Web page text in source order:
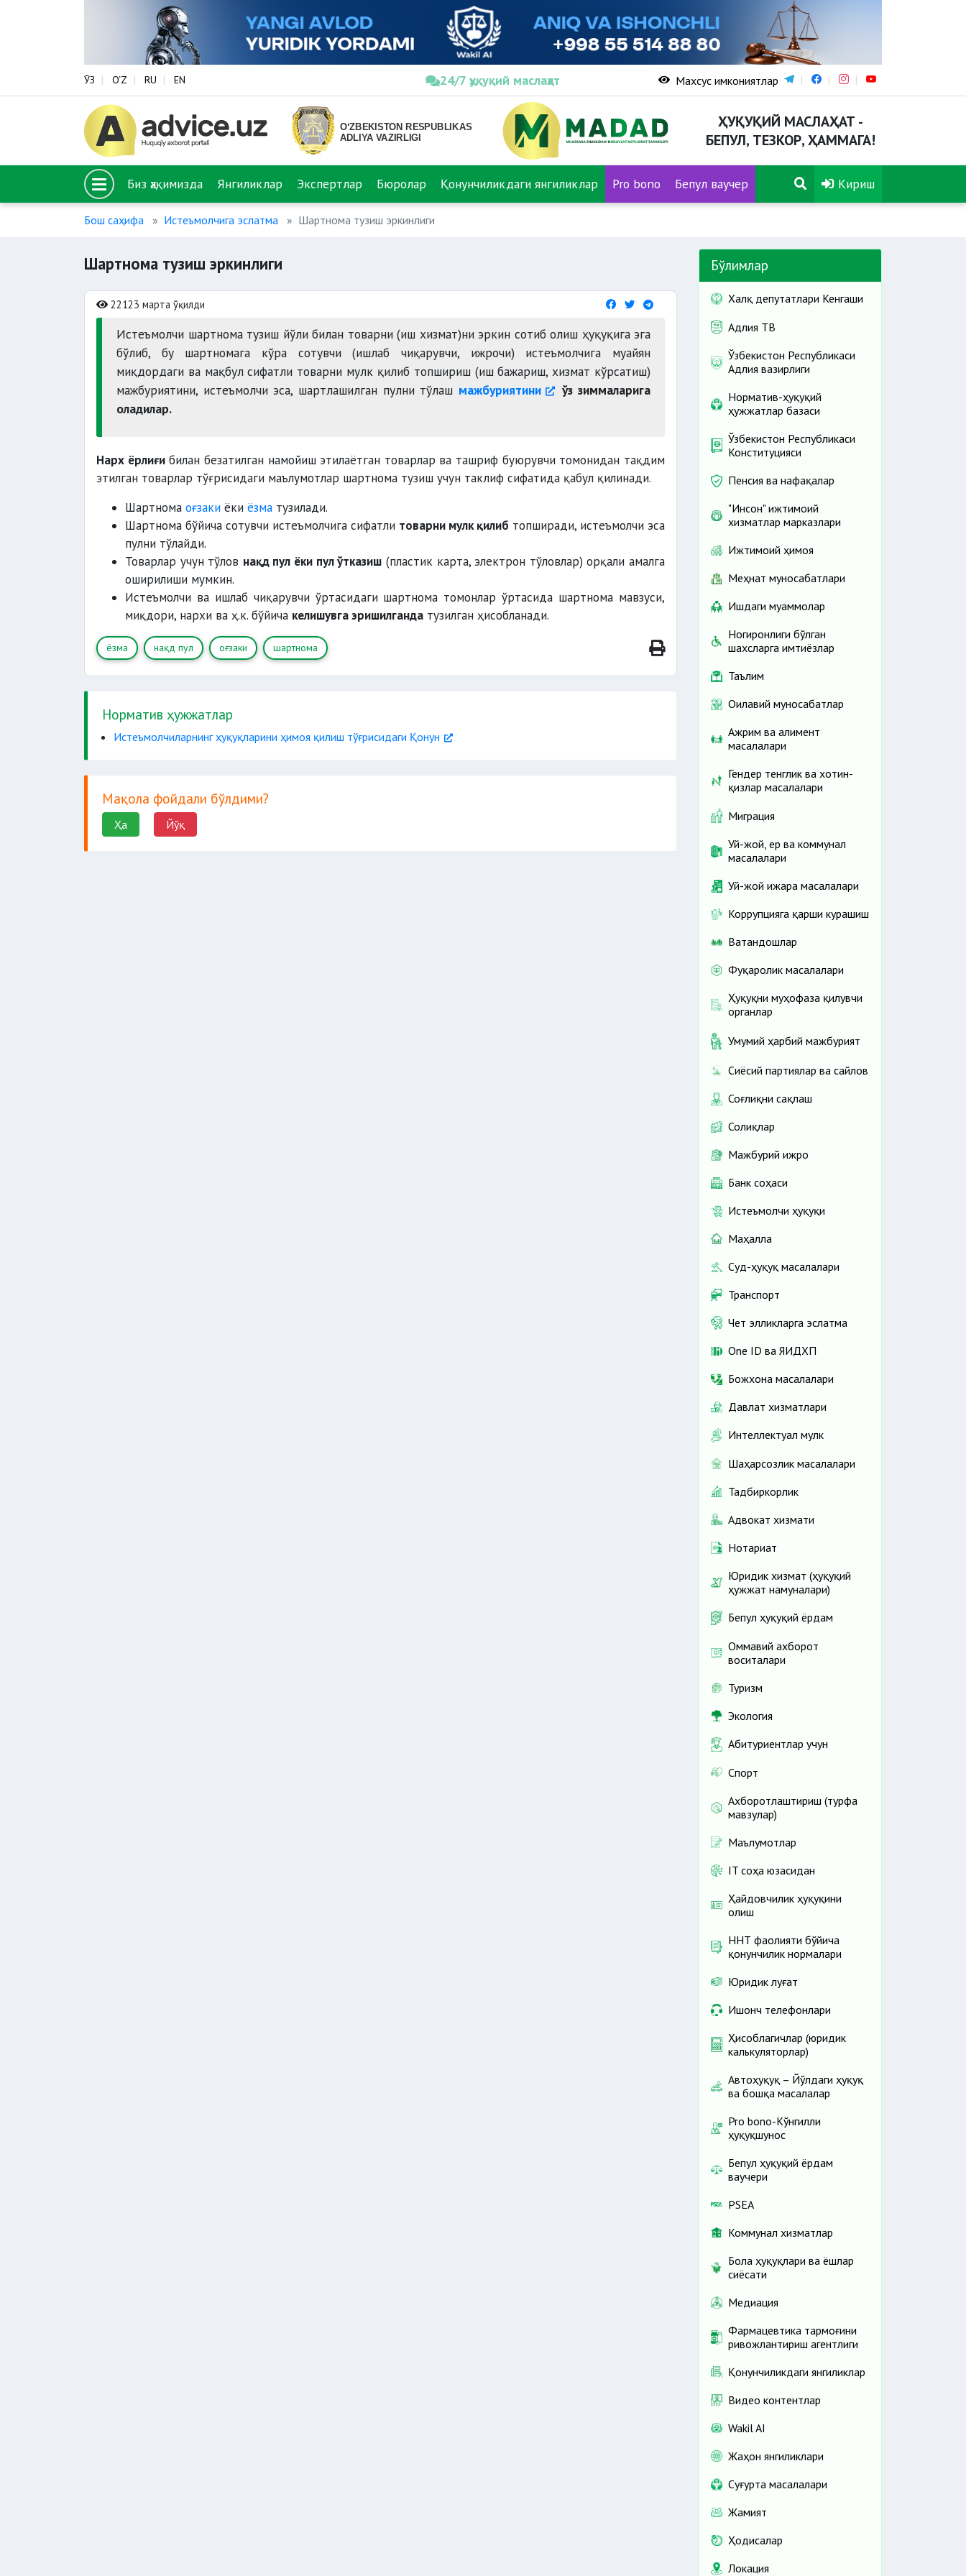
ЎЗ O‘Z RU EN 24/7 ҳуқуқий маслаҳат Махсус имкониятлар
ҲУҚУҚИЙ МАСЛАҲАТ -
БЕПУЛ, ТЕЗКОР, ҲАММАГА!
Биз ҳақимизда Янгиликлар Экспертлар Бюролар Қонунчиликдаги янгиликлар Pro bono Бепул ваучер Кириш
Бош саҳифа Истеъмолчига эслатма Шартнома тузиш эркинлиги
Шартнома тузиш эркинлиги
22123 марта ўқилди
Истеъмолчи шартнома тузиш йўли билан товарни (иш хизмат)ни эркин сотиб олиш ҳуқуқига эга
бўлиб, бу шартномага кўра сотувчи (ишлаб чиқарувчи, ижрочи) истеъмолчига муайян
миқдордаги ва мақбул сифатли товарни мулк қилиб топшириш (иш бажариш, хизмат кўрсатиш)
мажбуриятини, истеъмолчи эса, шартлашилган пулни тўлаш мажбуриятини
ўз зиммаларига
оладилар.
Нарх ёрлиғибилан безатилган намойиш этилаётган товарлар ва ташриф буюрувчи томонидан тақдим
этилган товарлар тўғрисидаги маълумотлар шартнома тузиш учун таклиф сифатида қабул қилинади.
Шартнома оғзаки ёки ёзма тузилади.
Шартнома бўйича сотувчи истеъмолчига сифатли товарни мулк қилиб топширади, истеъмолчи эса
пулни тўлайди.
Товарлар учун тўлов нақд пул ёки пул ўтказиш (пластик карта, электрон тўловлар) орқали амалга
оширилиши мумкин.
Истеъмолчи ва ишлаб чиқарувчи ўртасидаги шартнома томонлар ўртасида шартнома мавзуси,
миқдори, нархи ва ҳ.к. бўйича келишувга эришилганда тузилган ҳисобланади.
ёзма нақд пул оғзаки шартнома
Норматив ҳужжатлар
Истеъмолчиларнинг ҳуқуқларини ҳимоя қилиш тўғрисидаги Қонун
Мақола фойдали бўлдими?
Ҳа Йўқ
Бўлимлар
Халқ депутатлари Кенгаши
Адлия ТВ
Ўзбекистон Республикаси
Адлия вазирлиги
Норматив-ҳуқуқий
ҳужжатлар базаси
Ўзбекистон Республикаси
Конституцияси
Пенсия ва нафақалар
"Инсон" ижтимоий
хизматлар марказлари
Ижтимоий ҳимоя
Меҳнат муносабатлари
Ишдаги муаммолар
Ногиронлиги бўлган
шахсларга имтиёзлар
Таълим
Оилавий муносабатлар
Ажрим ва алимент
масалалари
Гендер тенглик ва хотин-
қизлар масалалари
Миграция
Уй-жой, ер ва коммунал
масалалари
Уй-жой ижара масалалари
Коррупцияга қарши курашиш
Ватандошлар
Фуқаролик масалалари
Ҳуқуқни муҳофаза қилувчи
органлар
Умумий ҳарбий мажбурият
Сиёсий партиялар ва сайлов
Соғлиқни сақлаш
Солиқлар
Мажбурий ижро
Банк соҳаси
Истеъмолчи ҳуқуқи
Маҳалла
Суд-ҳуқуқ масалалари
Транспорт
Чет элликларга эслатма
One ID ва ЯИДХП
Божхона масалалари
Давлат хизматлари
Интеллектуал мулк
Шаҳарсозлик масалалари
Тадбиркорлик
Адвокат хизмати
Нотариат
Юридик хизмат (ҳуқуқий
ҳужжат намуналари)
Бепул ҳуқуқий ёрдам
Оммавий ахборот
воситалари
Туризм
Экология
Абитуриентлар учун
Спорт
Ахборотлаштириш (турфа
мавзулар)
Маълумотлар
IT соҳа юзасидан
Ҳайдовчилик ҳуқуқини
олиш
ННТ фаолияти бўйича
қонунчилик нормалари
Юридик луғат
Ишонч телефонлари
Ҳисоблагичлар (юридик
калькуляторлар)
Автоҳуқуқ – Йўлдаги ҳуқуқ
ва бошқа масалалар
Pro bono-Кўнгилли
ҳуқуқшунос
Бепул ҳуқуқий ёрдам
ваучери
PSEA
Коммунал хизматлар
Бола ҳуқуқлари ва ёшлар
сиёсати
Медиация
Фармацевтика тармоғини
ривожлантириш агентлиги
Қонунчиликдаги янгиликлар
Видео контентлар
Wakil AI
Жаҳон янгиликлари
Cуғурта масалалари
Жамият
Ҳодисалар
Локация